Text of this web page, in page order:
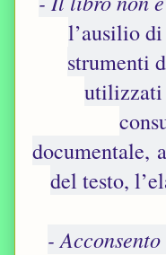
l’ausilio
strumenti
utilizzati
documentale,
del testo,
-